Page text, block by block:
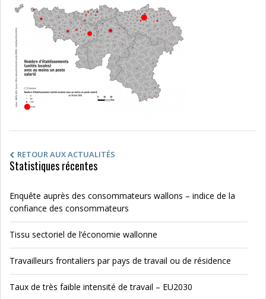
RETOUR AUX ACTUALITÉS
Statistiques récentes
Enquête auprès des consommateurs wallons – indice de la
confiance des consommateurs
Tissu sectoriel de l’économie wallonne
Travailleurs frontaliers par pays de travail ou de résidence
Taux de très faible intensité de travail – EU2030